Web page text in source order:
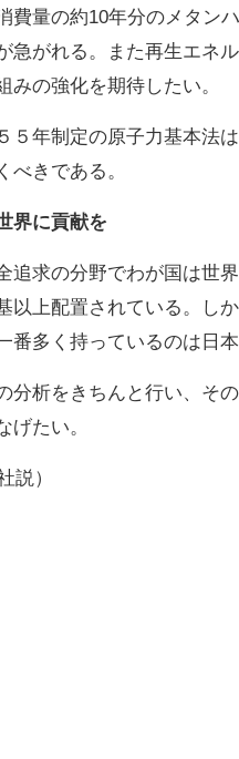
費量の約10年分のメタン
急がれる。また再生エネ
みの強化を期待したい。
年制定の原子力基本法
べきである。
界に貢献を
追求の分野でわが国は世
以上配置されている。し
番多く持っているのは日本
分析をきちんと行い、そ
たい。
説）